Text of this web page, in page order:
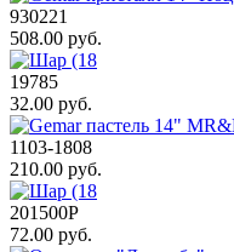
930221
508.00 руб.
19785
32.00 руб.
1103-1808
210.00 руб.
201500P
72.00 руб.